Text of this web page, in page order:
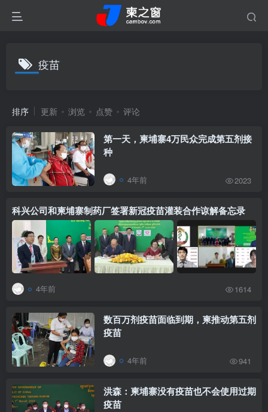
疫苗
排序 更新 浏览 点赞 评论
第一天，柬埔寨4万民众完成第五剂接
种
4年前 2023
科兴公司和柬埔寨制药厂签署新冠疫苗灌装合作谅解备忘录
4年前 1614
数百万剂疫苗面临到期，柬推动第五剂
疫苗
4年前 941
洪森：柬埔寨没有疫苗也不会使用过期
疫苗